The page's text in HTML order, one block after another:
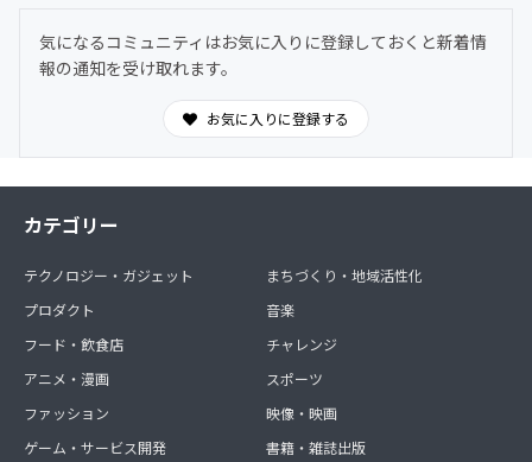
気になるコミュニティはお気に入りに登録しておくと新着情
報の通知を受け取れます。
お気に入りに登録する
カテゴリー
テクノロジー・ガジェット
プロダクト
フード・飲食店
アニメ・漫画
ファッション
ゲーム・サービス開発
まちづくり・地域活性化
音楽
チャレンジ
スポーツ
映像・映画
書籍・雑誌出版